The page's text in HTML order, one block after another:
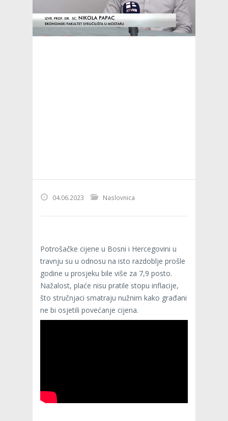
04.06.2023 Naslovnica
Potrošačke cijene u Bosni i Hercegovini u
travnju su u odnosu na isto razdoblje prošle
godine u prosjeku bile više za 7,9 posto.
Nažalost, plaće nisu pratile stopu inflacije,
što stručnjaci smatraju nužnim kako građani
ne bi osjetili povećanje cijena.